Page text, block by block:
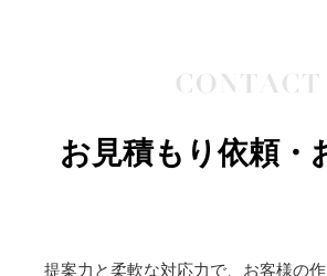
お見積もり依頼・
提案力と柔軟な対応力で、お客様の